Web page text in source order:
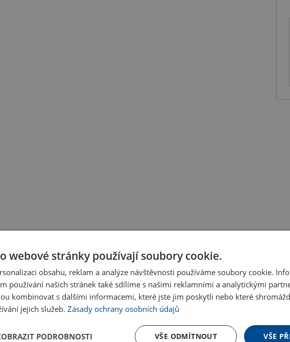
webové stránky používají soubory cookie.
obsahu, reklam a analýze návštěvnosti používáme soubory cookie.
používání našich stránek také sdílíme s našimi reklamními a analytickými
kombinovat s dalšími informacemi, které jste jim poskytli nebo které
jejich služeb. Zásady ochrany osobních údajů
VŠE
VŠE ODMÍTNOUT
PODROBNOSTI